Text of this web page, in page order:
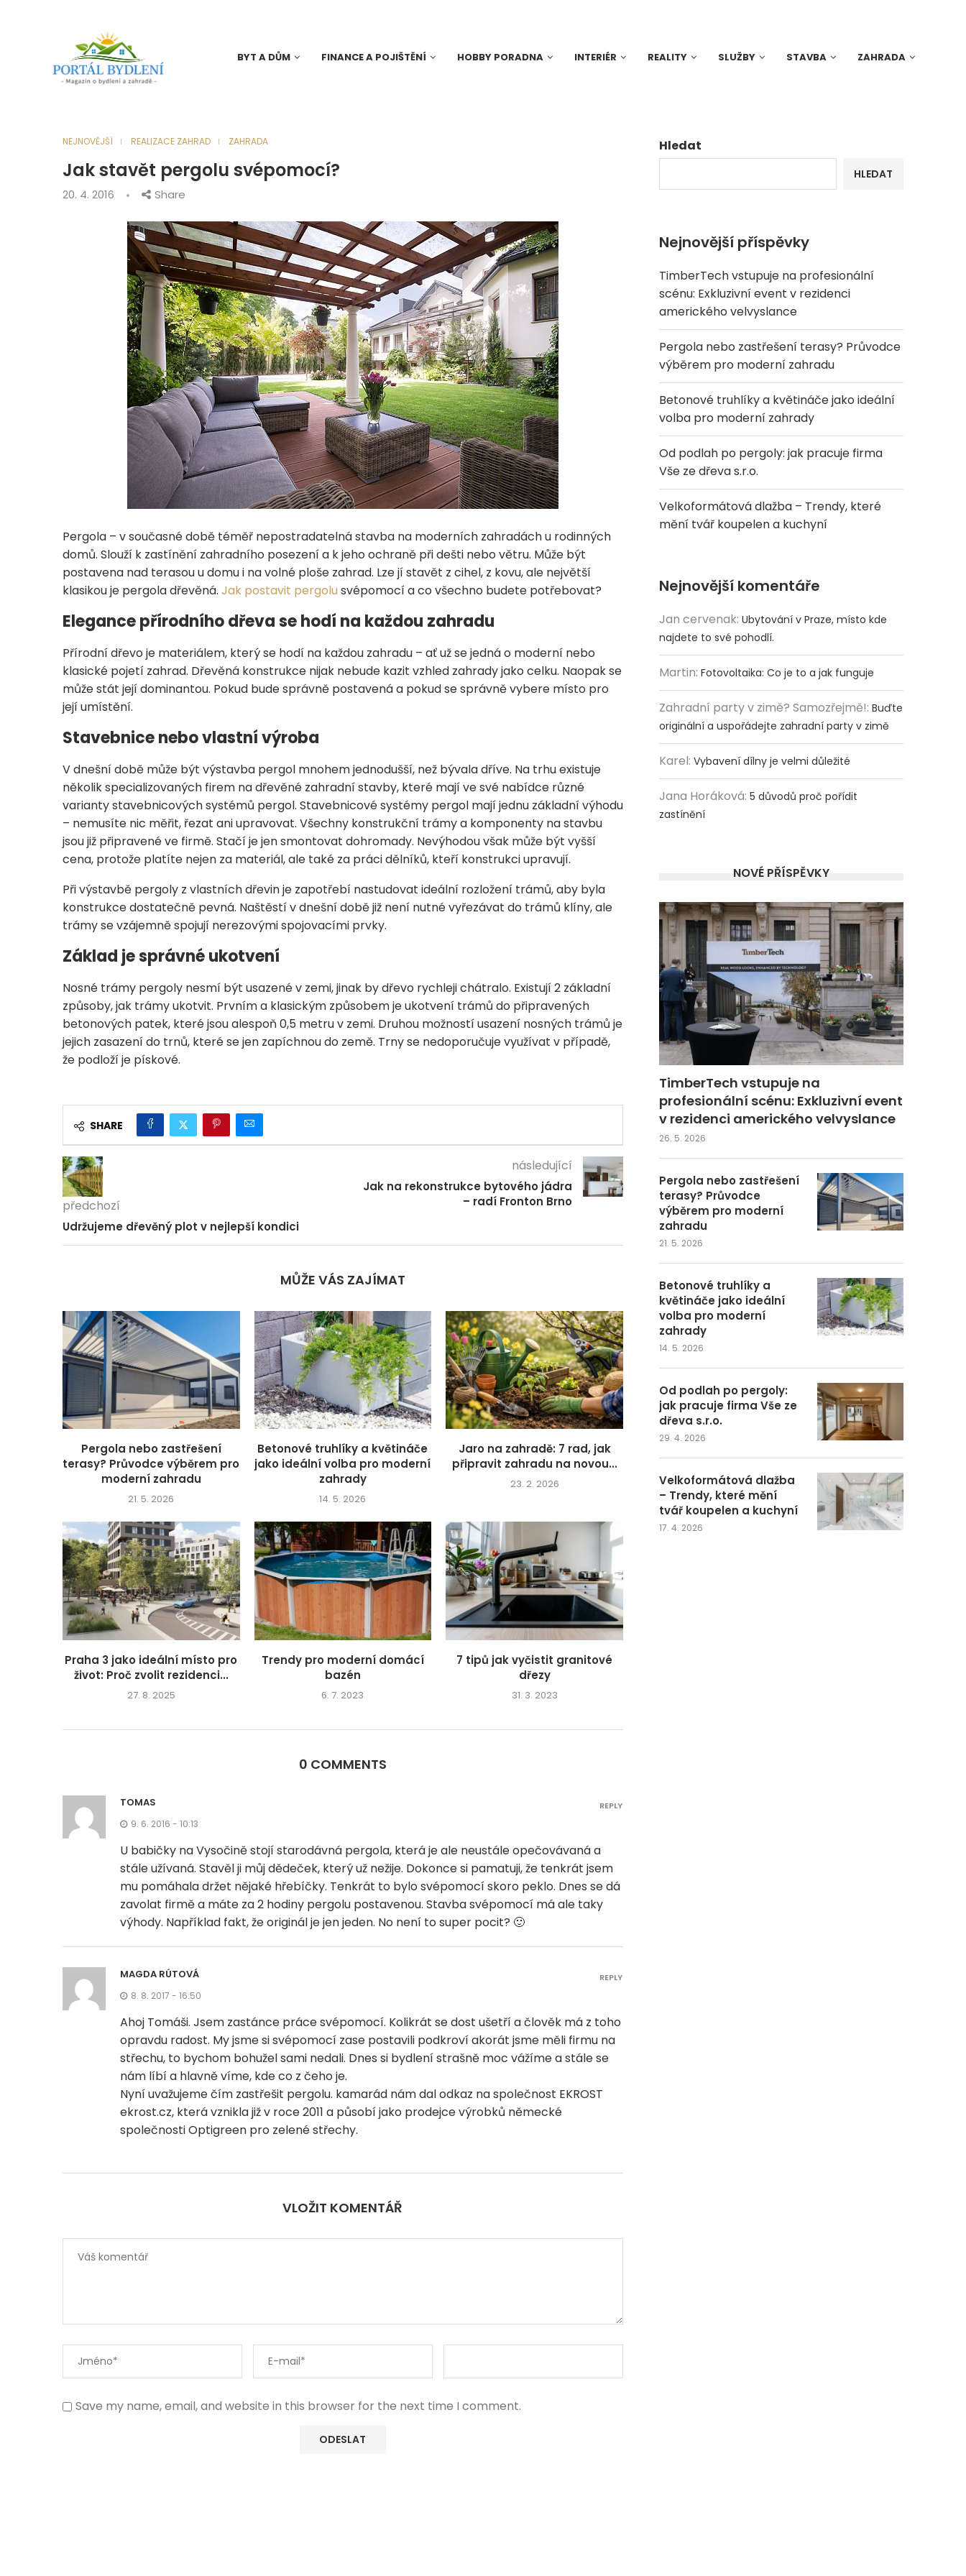
BYT A DŮM FINANCE A POJIŠTĚNÍ HOBBY PORADNA INTERIÉR REALITY SLUŽBY STAVBA ZAHRADA
NEJNOVĚJŠÍ REALIZACE ZAHRAD ZAHRADA
Jak stavět pergolu svépomocí?
20. 4. 2016 Share
Pergola – v současné době téměř nepostradatelná stavba na moderních zahradách u rodinných
domů. Slouží k zastínění zahradního posezení a k jeho ochraně při dešti nebo větru. Může být
postavena nad terasou u domu i na volné ploše zahrad. Lze jí stavět z cihel, z kovu, ale největší
klasikou je pergola dřevěná. Jak postavit pergolu svépomocí a co všechno budete potřebovat?
Elegance přírodního dřeva se hodí na každou zahradu
Přírodní dřevo je materiálem, který se hodí na každou zahradu – ať už se jedná o moderní nebo
klasické pojetí zahrad. Dřevěná konstrukce nijak nebude kazit vzhled zahrady jako celku. Naopak se
může stát její dominantou. Pokud bude správně postavená a pokud se správně vybere místo pro
její umístění.
Stavebnice nebo vlastní výroba
V dnešní době může být výstavba pergol mnohem jednodušší, než bývala dříve. Na trhu existuje
několik specializovaných firem na dřevěné zahradní stavby, které mají ve své nabídce různé
varianty stavebnicových systémů pergol. Stavebnicové systémy pergol mají jednu základní výhodu
– nemusíte nic měřit, řezat ani upravovat. Všechny konstrukční trámy a komponenty na stavbu
jsou již připravené ve firmě. Stačí je jen smontovat dohromady. Nevýhodou však může být vyšší
cena, protože platíte nejen za materiál, ale také za práci dělníků, kteří konstrukci upravují.
Při výstavbě pergoly z vlastních dřevin je zapotřebí nastudovat ideální rozložení trámů, aby byla
konstrukce dostatečně pevná. Naštěstí v dnešní době již není nutné vyřezávat do trámů klíny, ale
trámy se vzájemně spojují nerezovými spojovacími prvky.
Základ je správné ukotvení
Nosné trámy pergoly nesmí být usazené v zemi, jinak by dřevo rychleji chátralo. Existují 2 základní
způsoby, jak trámy ukotvit. Prvním a klasickým způsobem je ukotvení trámů do připravených
betonových patek, které jsou alespoň 0,5 metru v zemi. Druhou možností usazení nosných trámů je
jejich zasazení do trnů, které se jen zapíchnou do země. Trny se nedoporučuje využívat v případě,
že podloží je pískové.
SHARE
předchozí
Udržujeme dřevěný plot v nejlepší kondici
následující
Jak na rekonstrukce bytového jádra
– radí Fronton Brno
MŮŽE VÁS ZAJÍMAT
Pergola nebo zastřešení
terasy? Průvodce výběrem pro
moderní zahradu
21. 5. 2026
Betonové truhlíky a květináče
jako ideální volba pro moderní
zahrady
14. 5. 2026
Jaro na zahradě: 7 rad, jak
připravit zahradu na novou...
23. 2. 2026
Praha 3 jako ideální místo pro
život: Proč zvolit rezidenci...
27. 8. 2025
Trendy pro moderní domácí
bazén
6. 7. 2023
7 tipů jak vyčistit granitové
dřezy
31. 3. 2023
0 COMMENTS
TOMAS
9. 6. 2016 - 10:13
U babičky na Vysočině stojí starodávná pergola, která je ale neustále opečovávaná a
stále užívaná. Stavěl ji můj dědeček, který už nežije. Dokonce si pamatuji, že tenkrát jsem
mu pomáhala držet nějaké hřebíčky. Tenkrát to bylo svépomocí skoro peklo. Dnes se dá
zavolat firmě a máte za 2 hodiny pergolu postavenou. Stavba svépomocí má ale taky
výhody. Například fakt, že originál je jen jeden. No není to super pocit? 🙂
REPLY
MAGDA RÚTOVÁ
8. 8. 2017 - 16:50
Ahoj Tomáši. Jsem zastánce práce svépomocí. Kolikrát se dost ušetří a člověk má z toho
opravdu radost. My jsme si svépomocí zase postavili podkroví akorát jsme měli firmu na
střechu, to bychom bohužel sami nedali. Dnes si bydlení strašně moc vážíme a stále se
nám líbí a hlavně víme, kde co z čeho je.
Nyní uvažujeme čím zastřešit pergolu. kamarád nám dal odkaz na společnost EKROST
ekrost.cz, která vznikla již v roce 2011 a působí jako prodejce výrobků německé
společnosti Optigreen pro zelené střechy.
REPLY
VLOŽIT KOMENTÁŘ
Save my name, email, and website in this browser for the next time I comment.
Hledat
HLEDAT
Nejnovější příspěvky
TimberTech vstupuje na profesionální
scénu: Exkluzivní event v rezidenci
amerického velvyslance
Pergola nebo zastřešení terasy? Průvodce
výběrem pro moderní zahradu
Betonové truhlíky a květináče jako ideální
volba pro moderní zahrady
Od podlah po pergoly: jak pracuje firma
Vše ze dřeva s.r.o.
Velkoformátová dlažba – Trendy, které
mění tvář koupelen a kuchyní
Nejnovější komentáře
Jan cervenak: Ubytování v Praze, místo kde
najdete to své pohodlí.
Martin: Fotovoltaika: Co je to a jak funguje
Zahradní party v zimě? Samozřejmě!: Buďte
originální a uspořádejte zahradní party v zimě
Karel: Vybavení dílny je velmi důležité
Jana Horáková: 5 důvodů proč pořídit
zastínění
NOVÉ PŘÍSPĚVKY
TimberTech vstupuje na
profesionální scénu: Exkluzivní event
v rezidenci amerického velvyslance
26. 5. 2026
Pergola nebo zastřešení
terasy? Průvodce
výběrem pro moderní
zahradu
21. 5. 2026
Betonové truhlíky a
květináče jako ideální
volba pro moderní
zahrady
14. 5. 2026
Od podlah po pergoly:
jak pracuje firma Vše ze
dřeva s.r.o.
29. 4. 2026
Velkoformátová dlažba
– Trendy, které mění
tvář koupelen a kuchyní
17. 4. 2026